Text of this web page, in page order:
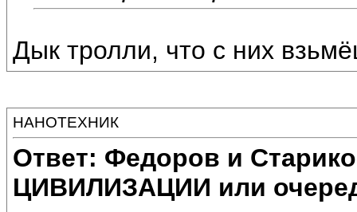
Дык тролли, что с них
НАНОТЕХНИК
Ответ: Федоров и
ЦИВИЛИЗАЦИИ или